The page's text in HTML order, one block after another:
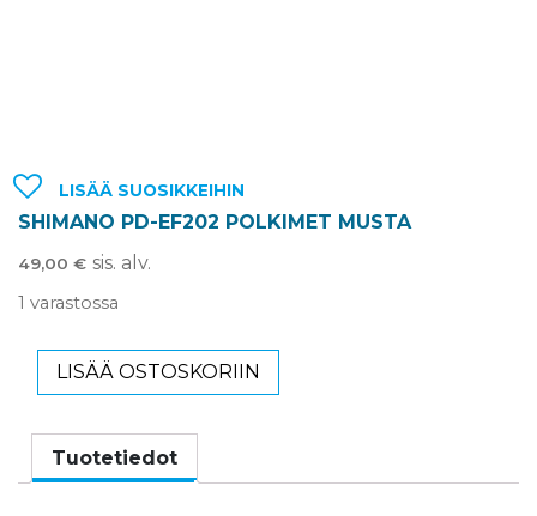
LISÄÄ SUOSIKKEIHIN
SHIMANO PD-EF202 POLKIMET MUSTA
49,00 € sis. alv.
1 varastossa
LISÄÄ OSTOSKORIIN
Tuotetiedot